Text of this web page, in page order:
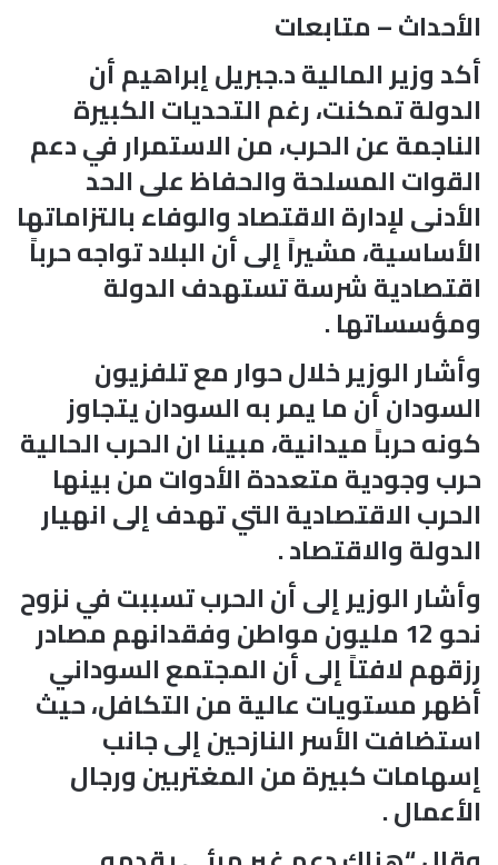
الأحداث – متابعات
أكد وزير المالية د.جبريل إبراهيم أن
الدولة تمكنت، رغم التحديات الكبيرة
الناجمة عن الحرب، من الاستمرار في دعم
القوات المسلحة والحفاظ على الحد
الأدنى لإدارة الاقتصاد والوفاء بالتزاماتها
الأساسية، مشيراً إلى أن البلاد تواجه حرباً
اقتصادية شرسة تستهدف الدولة
ومؤسساتها .
وأشار الوزير خلال حوار مع تلفزيون
السودان أن ما يمر به السودان يتجاوز
كونه حرباً ميدانية، مبينا ان الحرب الحالية
حرب وجودية متعددة الأدوات من بينها
الحرب الاقتصادية التي تهدف إلى انهيار
الدولة والاقتصاد .
وأشار الوزير إلى أن الحرب تسببت في نزوح
نحو 12 مليون مواطن وفقدانهم مصادر
رزقهم لافتاً إلى أن المجتمع السوداني
أظهر مستويات عالية من التكافل، حيث
استضافت الأسر النازحين إلى جانب
إسهامات كبيرة من المغتربين ورجال
الأعمال .